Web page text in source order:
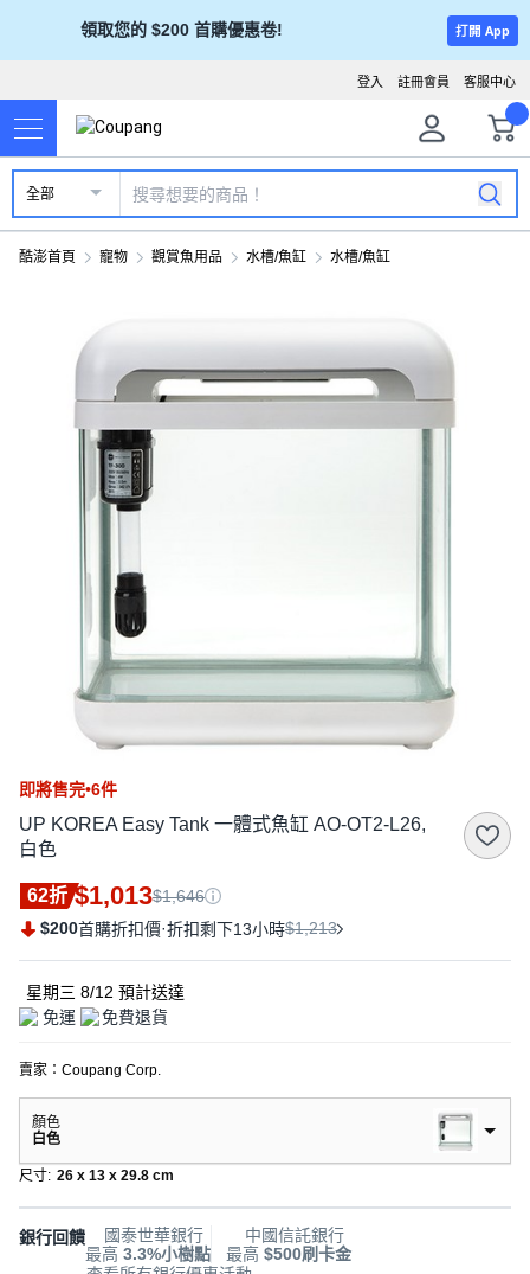
領取您的 $200 首購優惠卷! 打開 App
客服中心
註冊會員
登入
全部
酷澎首頁 寵物 觀賞魚用品 水槽/魚缸 水槽/魚缸
即將售完•6件
UP KOREA Easy Tank 一體式魚缸 AO-OT2-L26,
白色
62折 $1,013$1,646
$200首購折扣價·折扣剩下13小時$1,213
星期三 8/12 預計送達
免運
免費退貨
賣家： Coupang Corp.
顏色
白色
尺寸: 26 x 13 x 29.8 cm
銀行回饋
國泰世華銀行
最高 3.3%小樹點
中國信託銀行
最高 $500刷卡金